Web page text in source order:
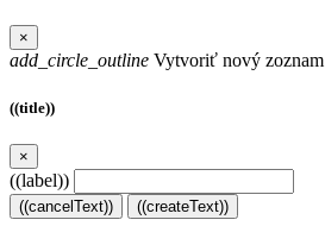
×
add_circle_outline Vytvoriť nový zoznam
((title))
×
((label))
((cancelText)) ((createText))